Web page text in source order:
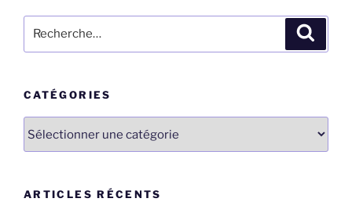
pour
CATÉGORIES
ARTICLES RÉCENTS